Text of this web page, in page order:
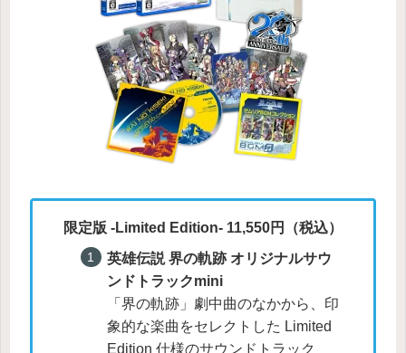
限定版 -Limited Edition- 11,550円（税込）
英雄伝説 界の軌跡 オリジナルサウ
ンドトラックmini
「界の軌跡」劇中曲のなかから、印
象的な楽曲をセレクトした Limited
Edition 仕様のサウンドトラック